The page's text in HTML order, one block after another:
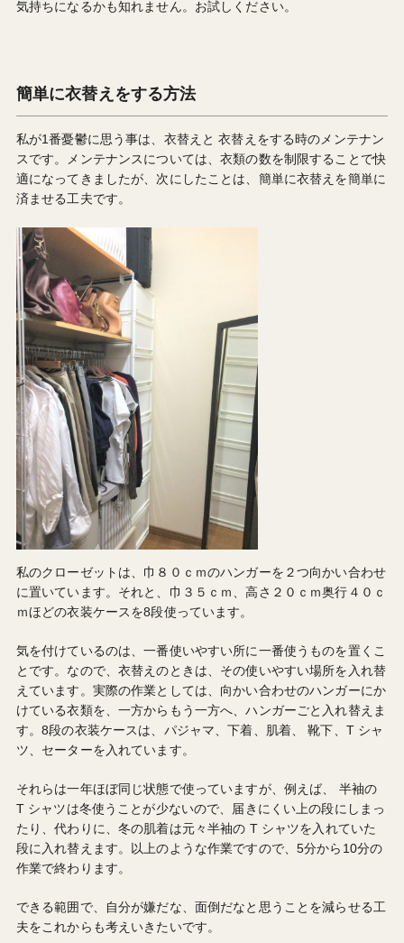
気持ちになるかも知れません。お試しください。
簡単に衣替えをする方法
私が1番憂鬱に思う事は、衣替えと 衣替えをする時のメンテナン
スです。メンテナンスについては、衣類の数を制限することで快
適になってきましたが、次にしたことは、簡単に衣替えを簡単に
済ませる工夫です。
私のクローゼットは、巾８０ｃｍのハンガーを２つ向かい合わせ
に置いています。それと、巾３５ｃｍ、高さ２０ｃｍ奥行４０ｃ
ｍほどの衣装ケースを8段使っています。
気を付けているのは、一番使いやすい所に一番使うものを置くこ
とです。なので、衣替えのときは、その使いやすい場所を入れ替
えています。実際の作業としては、向かい合わせのハンガーにか
けている衣類を、一方からもう一方へ、ハンガーごと入れ替えま
す。8段の衣装ケースは、パジャマ、下着、肌着、 靴下、T シャ
ツ、セーターを入れています。
それらは一年ほぼ同じ状態で使っていますが、例えば、 半袖の
T シャツは冬使うことが少ないので、届きにくい上の段にしまっ
たり、代わりに、冬の肌着は元々半袖の T シャツを入れていた
段に入れ替えます。以上のような作業ですので、5分から10分の
作業で終わります。
できる範囲で、自分が嫌だな、面倒だなと思うことを減らせる工
夫をこれからも考えいきたいです。